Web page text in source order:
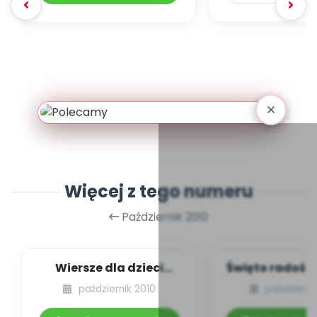
Więcej z tego numeru
Październik 2010
Wiersze dla dzieci
(Nasza grupa, Jesień)
październik 2010
Święto